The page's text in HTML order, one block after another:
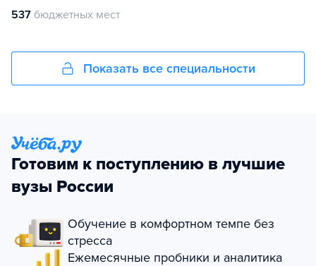
537 бюджетных мест
Показать все специальности
Готовим к поступлению в лучшие
вузы России
Обучение в комфортном темпе без
стресса
Ежемесячные пробники и аналитика